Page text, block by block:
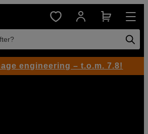
engineering – t.o.m. 7.8!